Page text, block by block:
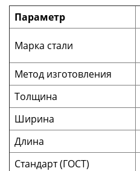
Параметр
Марка стали
Метод изготовления
Толщина
Ширина
Длина
Стандарт (ГОСТ)